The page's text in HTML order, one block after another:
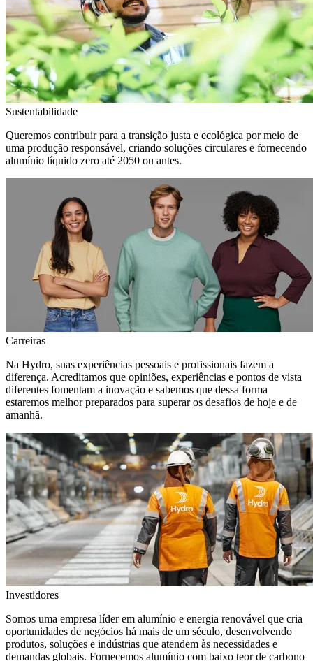
Sustentabilidade
Queremos contribuir para a transição justa e ecológica por meio de
uma produção responsável, criando soluções circulares e fornecendo
alumínio líquido zero até 2050 ou antes.
Carreiras
Na Hydro, suas experiências pessoais e profissionais fazem a
diferença. Acreditamos que opiniões, experiências e pontos de vista
diferentes fomentam a inovação e sabemos que dessa forma
estaremos melhor preparados para superar os desafios de hoje e de
amanhã.
Investidores
Somos uma empresa líder em alumínio e energia renovável que cria
oportunidades de negócios há mais de um século, desenvolvendo
produtos, soluções e indústrias que atendem às necessidades e
demandas globais. Fornecemos alumínio com baixo teor de carbono